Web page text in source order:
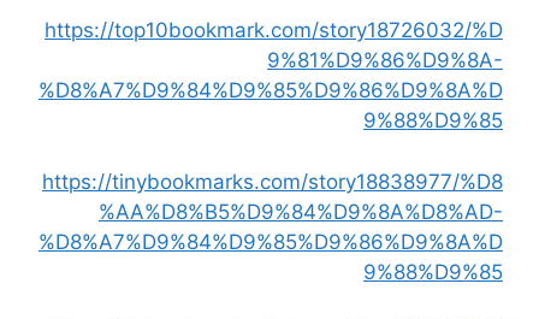
https://top10bookmark.com/story18726032/%D
9%81%D9%86%D9%8A-
%D8%A7%D9%84%D9%85%D9%86%D9%8A%D
9%88%D9%85
https://tinybookmarks.com/story18838977/%D8
%AA%D8%B5%D9%84%D9%8A%D8%AD-
%D8%A7%D9%84%D9%85%D9%86%D9%8A%D
9%88%D9%85